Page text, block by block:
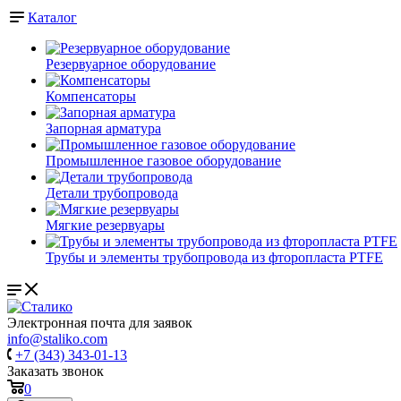
Каталог
Резервуарное оборудование
Компенсаторы
Запорная арматура
Промышленное газовое оборудование
Детали трубопровода
Мягкие резервуары
Трубы и элементы трубопровода из фторопласта PTFE
Электронная почта для заявок
info@staliko.com
+7 (343) 343-01-13
Заказать звонок
0